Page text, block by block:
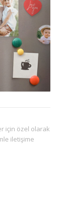
için özel olarak
iletişime